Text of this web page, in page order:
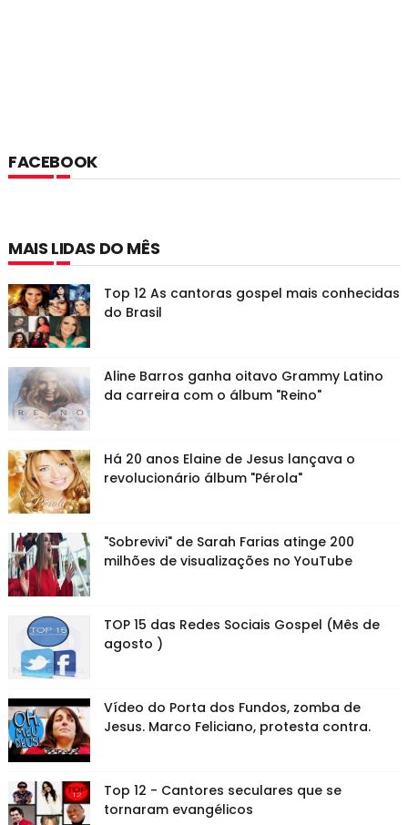
FACEBOOK
MAIS LIDAS DO MÊS
Top 12 As cantoras gospel mais conhecidas
do Brasil
Aline Barros ganha oitavo Grammy Latino
da carreira com o álbum "Reino"
Há 20 anos Elaine de Jesus lançava o
revolucionário álbum "Pérola"
"Sobrevivi" de Sarah Farias atinge 200
milhões de visualizações no YouTube
TOP 15 das Redes Sociais Gospel (Mês de
agosto )
Vídeo do Porta dos Fundos, zomba de
Jesus. Marco Feliciano, protesta contra.
Top 12 - Cantores seculares que se
tornaram evangélicos